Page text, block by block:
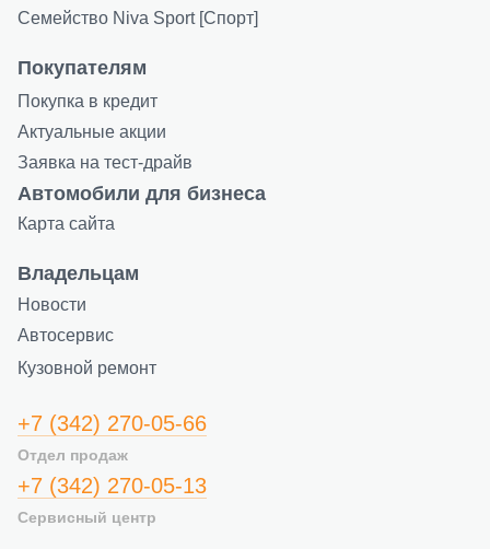
Семейство Niva Sport [Спорт]
Покупателям
Покупка в кредит
Актуальные акции
Заявка на тест-драйв
Автомобили для бизнеса
Карта сайта
Владельцам
Новости
Автосервис
Кузовной ремонт
+7 (342) 270-05-66
Отдел продаж
+7 (342) 270-05-13
Сервисный центр